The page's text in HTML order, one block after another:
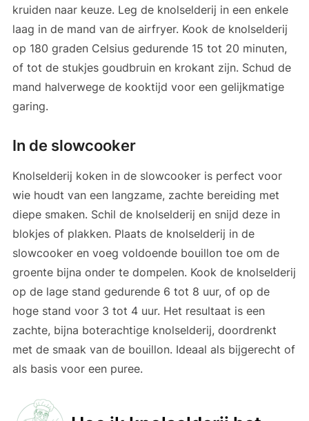
kruiden naar keuze. Leg de knolselderij in een enkele
laag in de mand van de airfryer. Kook de knolselderij
op 180 graden Celsius gedurende 15 tot 20 minuten,
of tot de stukjes goudbruin en krokant zijn. Schud de
mand halverwege de kooktijd voor een gelijkmatige
garing.
In de slowcooker
Knolselderij koken in de slowcooker is perfect voor
wie houdt van een langzame, zachte bereiding met
diepe smaken. Schil de knolselderij en snijd deze in
blokjes of plakken. Plaats de knolselderij in de
slowcooker en voeg voldoende bouillon toe om de
groente bijna onder te dompelen. Kook de knolselderij
op de lage stand gedurende 6 tot 8 uur, of op de
hoge stand voor 3 tot 4 uur. Het resultaat is een
zachte, bijna boterachtige knolselderij, doordrenkt
met de smaak van de bouillon. Ideaal als bijgerecht of
als basis voor een puree.